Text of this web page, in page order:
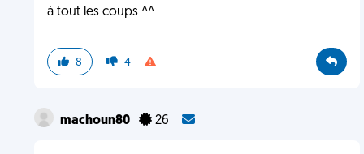
à tout les coups ^^
8 4
machoun80 26